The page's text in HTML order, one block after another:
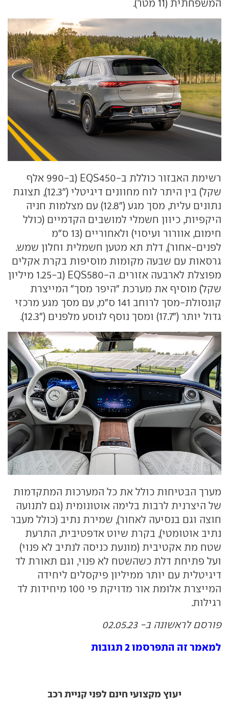
המשפחתית (11 מטר).
רשימת האבזור כוללת ב-EQS450
(ב-990 אלף
שקל) בין היתר לוח מחוונים דיגיטלי ("12.3), תצוגת
נתונים עלית, מסך מגע ("12.8) עם מצלמות חניה
היקפיות, כיוון חשמלי למושבים הקדמיים (כולל
חימום, אוורור ועיסוי) ולאחוריים (13 ס"מ
לפנים-אחור), דלת תא מטען חשמלית וחלון שמש.
גרסאות עם שבעה מקומות מוסיפות בקרת אקלים
מפוצלת לארבעה אזורים. ה-EQS580
(ב-1.25 מיליון
שקל) מוסיף את מערכת "היפר מסך" המייצרת
קונסולת-מסך לרוחב 141 ס"מ, עם מסך מגע מרכזי
גדול יותר ("17.7) ומסך נוסף לנוסע מלפנים ("12.3).
מערך הבטיחות כולל את כל המערכות המתקדמות
של היצרנית לרבות בלימה אוטונומית (גם לתנועה
חוצה וגם בנסיעה לאחור), שמירת נתיב (כולל מעבר
נתיב אוטומטי), בקרת שיוט אדפטיבית, התרעת
שטח מת אקטיבית (מונעת כניסה לנתיב לא פנוי)
ועל פתיחת דלת כשהשטח לא פנוי, וגם תאורת לד
דיגיטלית עם יותר ממיליון פיקסלים ליחידה
המייצרת אלומת אור מדויקת פי 100 מיחידות לד
רגילות.
פורסם לראשונה ב- 02.05.23
למאמר זה התפרסמו 2 תגובות
יעוץ מקצועי חינם לפני קניית רכב